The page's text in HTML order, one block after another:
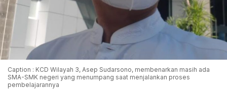
Caption : KCD Wilayah 3, Asep Sudarsono, membenarkan masih ada
SMA-SMK negeri yang menumpang saat menjalankan proses
pembelajarannya